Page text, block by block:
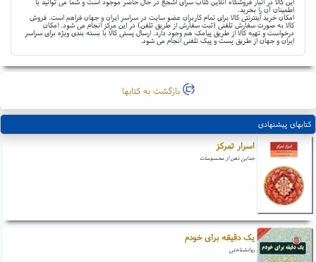
اطمینان آن را بخرید.
امکان خرید اینترنتی کالا برای تمام کاربران عضو سایت در سراسر ایران و جهان فراهم است. فروش
کالا به صورت سفارش تلفنی (ثبت سفارش از طریق تلفن) در این مرکز انجام می شود. امکان
درخواست و تهیه کالا از طریق پیامک هم وجود دارد. ارسال پستی کالا با بسته بندی ویژه برای سراسر
ایران و جهان از طریق پست و پیک تلفنی انجام می شود.
بازگشت به کتابها
کتابهای پیشنهادی
اسرار تمرکز
جدایی ذهن از محسوسات
یک دقیقه برای خودم
روانشناختی